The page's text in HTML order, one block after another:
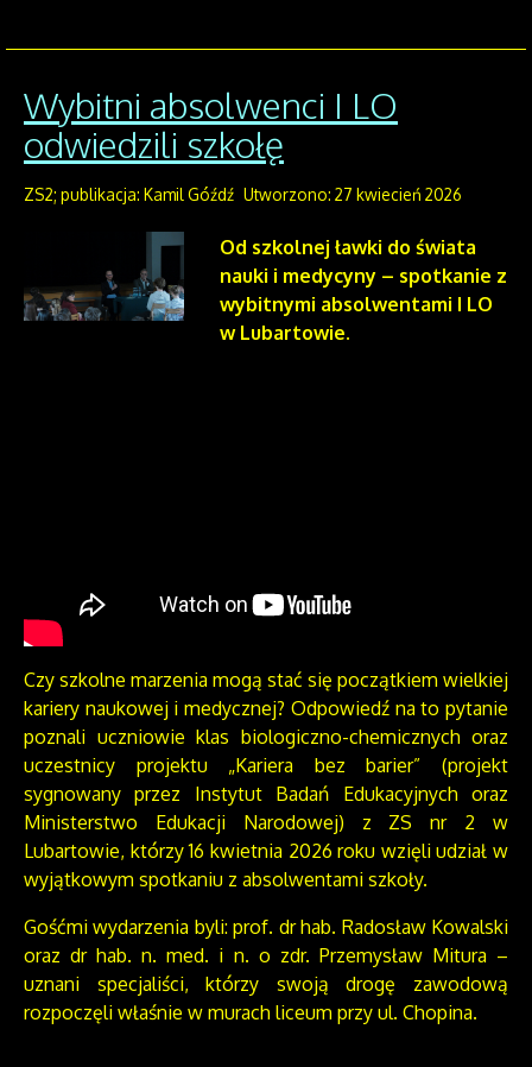
Wybitni absolwenci I LO
odwiedzili szkołę
ZS2; publikacja: Kamil Góźdź Utworzono: 27 kwiecień 2026
Od szkolnej ławki do świata
nauki i medycyny – spotkanie z
wybitnymi absolwentami I LO
w Lubartowie.
Czy szkolne marzenia mogą stać się początkiem wielkiej
kariery naukowej i medycznej? Odpowiedź na to pytanie
poznali uczniowie klas biologiczno-chemicznych oraz
uczestnicy projektu „Kariera bez barier” (projekt
sygnowany przez Instytut Badań Edukacyjnych oraz
Ministerstwo Edukacji Narodowej) z ZS nr 2 w
Lubartowie, którzy 16 kwietnia 2026 roku wzięli udział w
wyjątkowym spotkaniu z absolwentami szkoły.
Gośćmi wydarzenia byli: prof. dr hab. Radosław Kowalski
oraz dr hab. n. med. i n. o zdr. Przemysław Mitura –
uznani specjaliści, którzy swoją drogę zawodową
rozpoczęli właśnie w murach liceum przy ul. Chopina.